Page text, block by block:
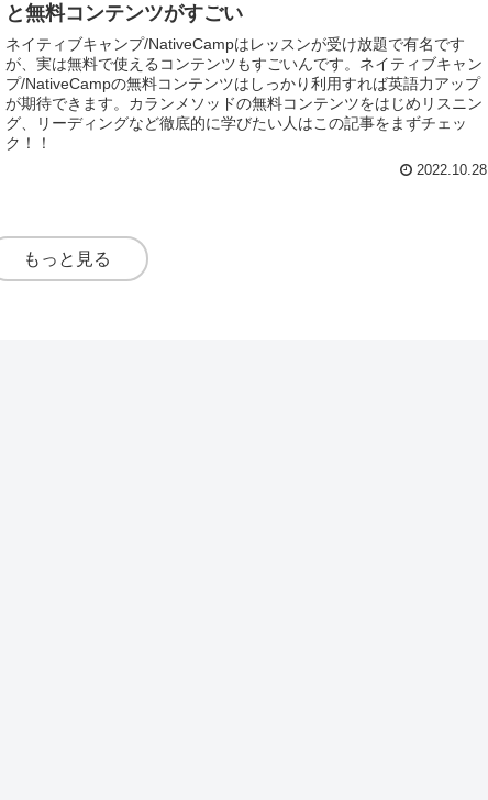
と無料コンテンツがすごい
ネイティブキャンプ/NativeCampはレッスンが受け放題で有名です
が、実は無料で使えるコンテンツもすごいんです。ネイティブキャン
プ/NativeCampの無料コンテンツはしっかり利用すれば英語力アップ
が期待できます。カランメソッドの無料コンテンツをはじめリスニン
グ、リーディングなど徹底的に学びたい人はこの記事をまずチェッ
ク！！
2022.10.28
もっと見る